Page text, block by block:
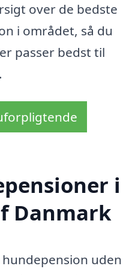
over de bedste
i området, så du
passer bedst til
i
Danmark
uden